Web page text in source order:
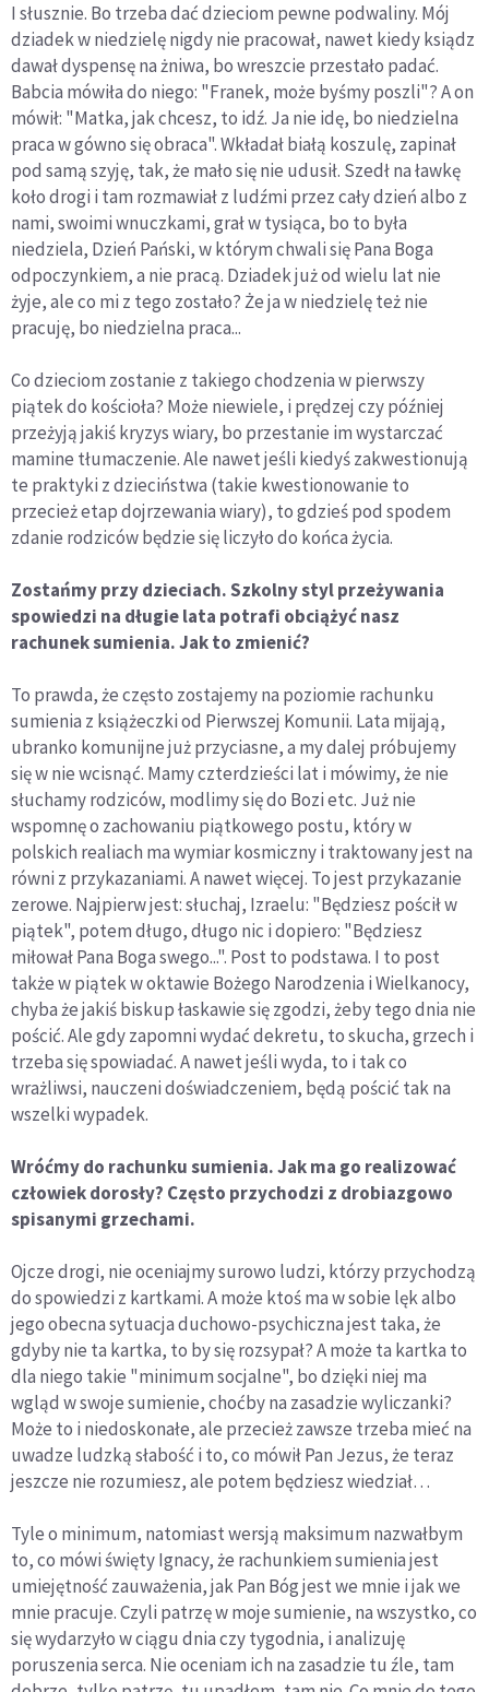
I słusznie. Bo trzeba dać dzieciom pewne podwaliny. Mój
dziadek w niedzielę nigdy nie pracował, nawet kiedy ksiądz
dawał dyspensę na żniwa, bo wreszcie przestało padać.
Babcia mówiła do niego: "Franek, może byśmy poszli"? A on
mówił: "Matka, jak chcesz, to idź. Ja nie idę, bo niedzielna
praca w gówno się obraca". Wkładał białą koszulę, zapinał
pod samą szyję, tak, że mało się nie udusił. Szedł na ławkę
koło drogi i tam rozmawiał z ludźmi przez cały dzień albo z
nami, swoimi wnuczkami, grał w tysiąca, bo to była
niedziela, Dzień Pański, w którym chwali się Pana Boga
odpoczynkiem, a nie pracą. Dziadek już od wielu lat nie
żyje, ale co mi z tego zostało? Że ja w niedzielę też nie
pracuję, bo niedzielna praca...
Co dzieciom zostanie z takiego chodzenia w pierwszy
piątek do kościoła? Może niewiele, i prędzej czy później
przeżyją jakiś kryzys wiary, bo przestanie im wystarczać
mamine tłumaczenie. Ale nawet jeśli kiedyś zakwestionują
te praktyki z dzieciństwa (takie kwestionowanie to
przecież etap dojrzewania wiary), to gdzieś pod spodem
zdanie rodziców będzie się liczyło do końca życia.
Zostańmy przy dzieciach. Szkolny styl przeżywania
spowiedzi na długie lata potrafi obciążyć nasz
rachunek sumienia. Jak to zmienić?
To prawda, że często zostajemy na poziomie rachunku
sumienia z książeczki od Pierwszej Komunii. Lata mijają,
ubranko komunijne już przyciasne, a my dalej próbujemy
się w nie wcisnąć. Mamy czterdzieści lat i mówimy, że nie
słuchamy rodziców, modlimy się do Bozi etc. Już nie
wspomnę o zachowaniu piątkowego postu, który w
polskich realiach ma wymiar kosmiczny i traktowany jest na
równi z przykazaniami. A nawet więcej. To jest przykazanie
zerowe. Najpierw jest: słuchaj, Izraelu: "Będziesz pościł w
piątek", potem długo, długo nic i dopiero: "Będziesz
miłował Pana Boga swego...". Post to podstawa. I to post
także w piątek w oktawie Bożego Narodzenia i Wielkanocy,
chyba że jakiś biskup łaskawie się zgodzi, żeby tego dnia nie
pościć. Ale gdy zapomni wydać dekretu, to skucha, grzech i
trzeba się spowiadać. A nawet jeśli wyda, to i tak co
wrażliwsi, nauczeni doświadczeniem, będą pościć tak na
wszelki wypadek.
Wróćmy do rachunku sumienia. Jak ma go realizować
człowiek dorosły? Często przychodzi z drobiazgowo
spisanymi grzechami.
Ojcze drogi, nie oceniajmy surowo ludzi, którzy przychodzą
do spowiedzi z kartkami. A może ktoś ma w sobie lęk albo
jego obecna sytuacja duchowo-psychiczna jest taka, że
gdyby nie ta kartka, to by się rozsypał? A może ta kartka to
dla niego takie "minimum socjalne", bo dzięki niej ma
wgląd w swoje sumienie, choćby na zasadzie wyliczanki?
Może to i niedoskonałe, ale przecież zawsze trzeba mieć na
uwadze ludzką słabość i to, co mówił Pan Jezus, że teraz
jeszcze nie rozumiesz, ale potem będziesz wiedział…
Tyle o minimum, natomiast wersją maksimum nazwałbym
to, co mówi święty Ignacy, że rachunkiem sumienia jest
umiejętność zauważenia, jak Pan Bóg jest we mnie i jak we
mnie pracuje. Czyli patrzę w moje sumienie, na wszystko, co
się wydarzyło w ciągu dnia czy tygodnia, i analizuję
poruszenia serca. Nie oceniam ich na zasadzie tu źle, tam